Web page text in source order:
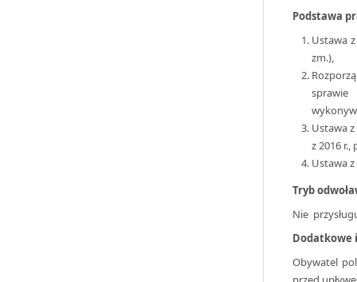
Podstawa
Ustawa
zm.),
Ustawa
z 2016 r.,
Ustawa
Tryb
Nie
Dodatkowe
Obywatel